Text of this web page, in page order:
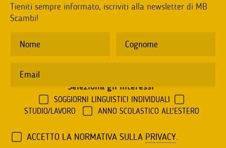
Tieniti sempre informato, iscriviti alla newsletter di MB
Scambi!
Seleziona gli interessi
SOGGIORNI LINGUISTICI INDIVIDUALI
STUDIO/LAVORO
ANNO SCOLASTICO ALL'ESTERO
ACCETTO LA NORMATIVA SULLA PRIVACY.